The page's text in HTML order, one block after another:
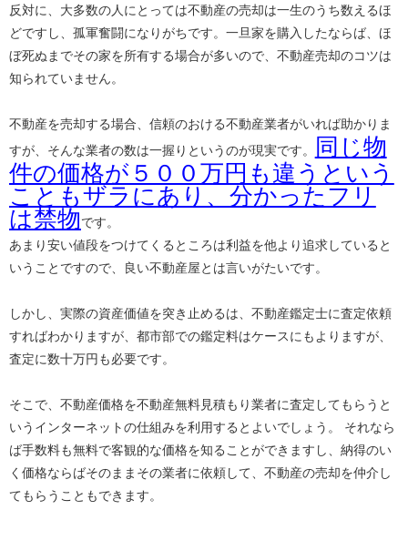
反対に、大多数の人にとっては不動産の売却は一生のうち数えるほ
どですし、孤軍奮闘になりがちです。一旦家を購入したならば、ほ
ぼ死ぬまでその家を所有する場合が多いので、不動産売却のコツは
知られていません。
不動産を売却する場合、信頼のおける不動産業者がいれば助かりま
すが、そんな業者の数は一握りというのが現実です。
同じ物
件の価格が５００万円も違うという
こともザラにあり、分かったフリ
は禁物です。
あまり安い値段をつけてくるところは利益を他より追求していると
いうことですので、良い不動産屋とは言いがたいです。
しかし、実際の資産価値を突き止めるは、不動産鑑定士に査定依頼
すればわかりますが、都市部での鑑定料はケースにもよりますが、
査定に数十万円も必要です。
そこで、不動産価格を不動産無料見積もり業者に査定してもらうと
いうインターネットの仕組みを利用するとよいでしょう。 それなら
ば手数料も無料で客観的な価格を知ることができますし、納得のい
く価格ならばそのままその業者に依頼して、不動産の売却を仲介し
てもらうこともできます。